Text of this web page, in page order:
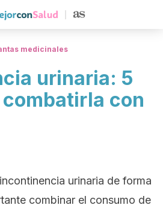
medicinales
urinaria: 5
con
urinaria de forma
combinar el consumo de